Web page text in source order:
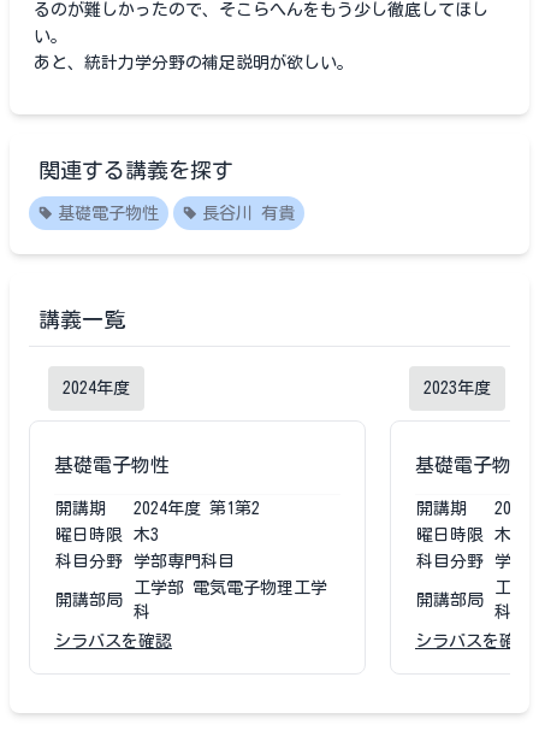
るのが難しかったので、そこらへんをもう少し徹底してほし
い。
あと、統計力学分野の補足説明が欲しい。
関連する講義を探す
基礎電子物性 長谷川 有貴
講義一覧
2024年度
基礎電子物性
開講期 2024年度 第1第2
曜日時限
木3
科目分野
学部専門科目
開講部局
工学部 電気電子物理工学
科
シラバスを確認
2023年度
基礎電子物性
開講期 2023
曜日時限
木3
科目分野
学部
開講部局
工学
科
シラバスを確認